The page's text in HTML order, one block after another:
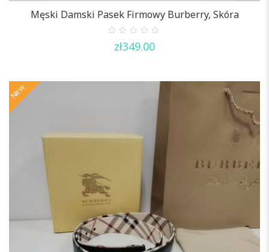
Męski Damski Pasek Firmowy Burberry, Skóra
out
zł349.00
New